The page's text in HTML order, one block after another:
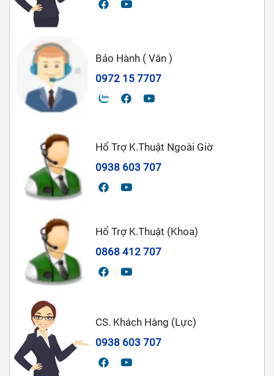
Bảo Hành ( Vân )
0972 15 7707
Hổ Trợ K.Thuật Ngoài Giờ
0938 603 707
Hổ Trợ K.Thuật (Khoa)
0868 412 707
CS. Khách Hàng (Lực)
0938 603 707